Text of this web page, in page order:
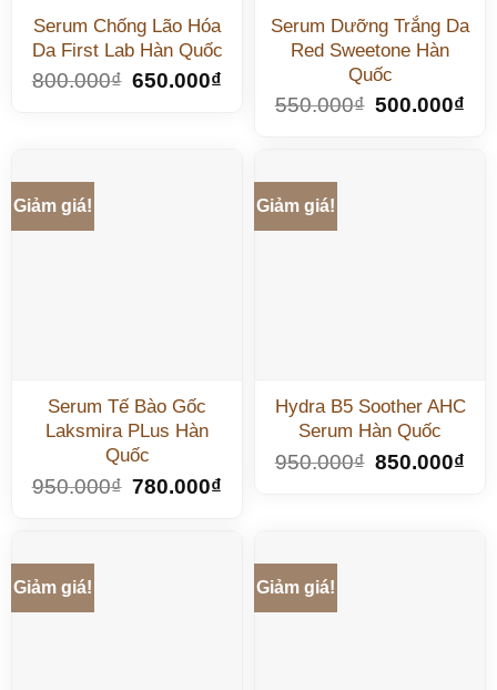
Serum Chống Lão Hóa
Da First Lab Hàn Quốc
800.000₫ 650.000₫
Serum Dưỡng Trắng Da
Red Sweetone Hàn
Quốc
550.000₫ 500.000₫
Giảm giá!
Serum Tế Bào Gốc
Laksmira PLus Hàn
Quốc
950.000₫ 780.000₫
Giảm giá!
Hydra B5 Soother AHC
Serum Hàn Quốc
950.000₫ 850.000₫
Giảm giá! Giảm giá!